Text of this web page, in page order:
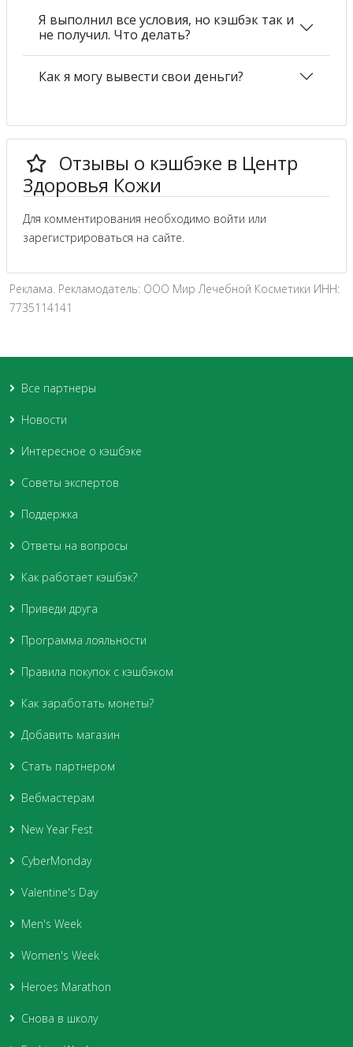
Я выполнил все условия, но кэшбэк так и
не получил. Что делать?
Как я могу вывести свои деньги?
Отзывы о кэшбэке в Центр
Здоровья Кожи
Для комментирования необходимо войти или
зарегистрироваться на сайте.
Реклама. Рекламодатель: ООО Мир Лечебной Косметики ИНН:
7735114141
Все партнеры
Новости
Интересное о кэшбэке
Советы экспертов
Поддержка
Ответы на вопросы
Как работает кэшбэк?
Приведи друга
Программа лояльности
Правила покупок с кэшбэком
Как заработать монеты?
Добавить магазин
Стать партнером
Вебмастерам
New Year Fest
CyberMonday
Valentine's Day
Men's Week
Women's Week
Heroes Marathon
Снова в школу